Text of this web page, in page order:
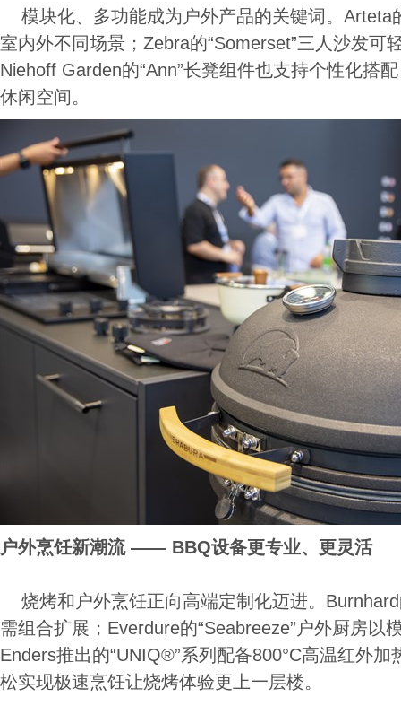
模块化、多功能成为户外产品的关键词。Arteta
室内外不同场景；Zebra的“Somerset”三人沙发可
Niehoff Garden的“Ann”长凳组件也支持个性化搭
休闲空间。
户外烹饪新潮流 —— BBQ设备更专业、更灵活
烧烤和户外烹饪正向高端定制化迈进。Burnhard
需组合扩展；Everdure的“Seabreeze”户外厨房以
Enders推出的“UNIQ®”系列配备800°C高温红外
松实现极速烹饪让烧烤体验更上一层楼。